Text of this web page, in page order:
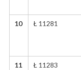
10 Ł 11281
11 Ł 11283